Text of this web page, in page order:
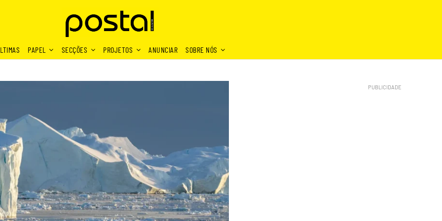
PAPEL SECÇÕES PROJETOS ANUNCIAR SOBRE NÓS